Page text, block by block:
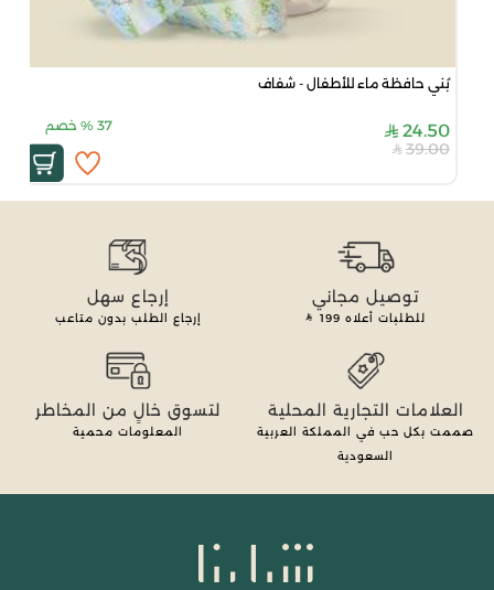
بُني حافظة ماء للأطفال - شفاف
24.50
37
% خصم
39.00
توصيل مجاني
للطلبات أعلاه 199
إرجاع سهل
إرجاع الطلب بدون متاعب
العلامات التجارية المحلية
صممت بكل حب في المملكة العربية
السعودية
لتسوق خالٍ من المخاطر
المعلومات محمية